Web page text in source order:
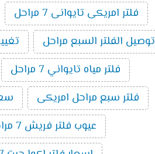
فلتر امريكى تايوانى 7 مراحل
توصيل الفلتر السبع مراحل
فلتر مياه تايواني 7 مراحل
فلتر سبع مراحل امريكى
عيوب فلتر فريش 7 مراحل